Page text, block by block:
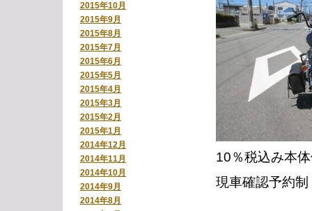
2015年10月
2015年9月
2015年8月
2015年7月
2015年6月
2015年5月
2015年4月
2015年3月
2015年2月
2015年1月
2014年12月
2014年11月
2014年10月
2014年9月
2014年8月
10％税込み本
現車確認予約